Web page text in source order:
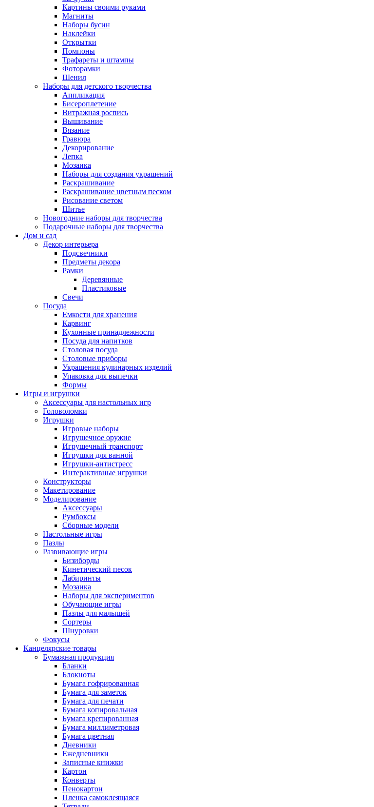
Картины своими руками
Магниты
Наборы бусин
Наклейки
Открытки
Помпоны
Трафареты и штампы
Фоторамки
Шенил
Наборы для детского творчества
Аппликация
Бисероплетение
Витражная роспись
Вышивание
Вязание
Гравюра
Декорирование
Лепка
Мозаика
Наборы для создания украшений
Раскрашивание
Раскрашивание цветным песком
Рисование светом
Шитье
Новогодние наборы для творчества
Подарочные наборы для творчества
Дом и сад
Декор интерьера
Подсвечники
Предметы декора
Рамки
Деревянные
Пластиковые
Свечи
Посуда
Емкости для хранения
Карвинг
Кухонные принадлежности
Посуда для напитков
Столовая посуда
Столовые приборы
Украшения кулинарных изделий
Упаковка для выпечки
Формы
Игры и игрушки
Аксессуары для настольных игр
Головоломки
Игрушки
Игровые наборы
Игрушечное оружие
Игрушечный транспорт
Игрушки для ванной
Игрушки-антистресс
Интерактивные игрушки
Конструкторы
Макетирование
Моделирование
Аксессуары
Румбоксы
Сборные модели
Настольные игры
Пазлы
Развивающие игры
Бизиборды
Кинетический песок
Лабиринты
Мозаика
Наборы для экспериментов
Обучающие игры
Пазлы для малышей
Сортеры
Шнуровки
Фокусы
Канцелярские товары
Бумажная продукция
Бланки
Блокноты
Бумага гофрированная
Бумага для заметок
Бумага для печати
Бумага копировальная
Бумага крепированная
Бумага миллиметровая
Бумага цветная
Дневники
Ежедневники
Записные книжки
Картон
Конверты
Пенокартон
Пленка самоклеящаяся